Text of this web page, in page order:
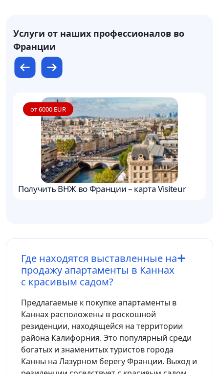
Услуги от наших профессионалов во
Франции
от 6000 EUR
Получить ВНЖ во Франции – карта Visiteur
Где находятся выставленные на
продажу апартаменты в Каннах
с красивым садом?
Предлагаемые к покупке апартаменты в
Каннах расположены в роскошной
резиденции, находящейся на территории
района Калифорния. Это популярный среди
богатых и знаменитых туристов города
Канны на Лазурном берегу Франции. Выход и